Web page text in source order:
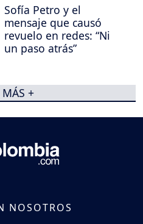
Sofía Petro y el
mensaje que causó
revuelo en redes: “Ni
un paso atrás”
MÁS +
NOSOTROS